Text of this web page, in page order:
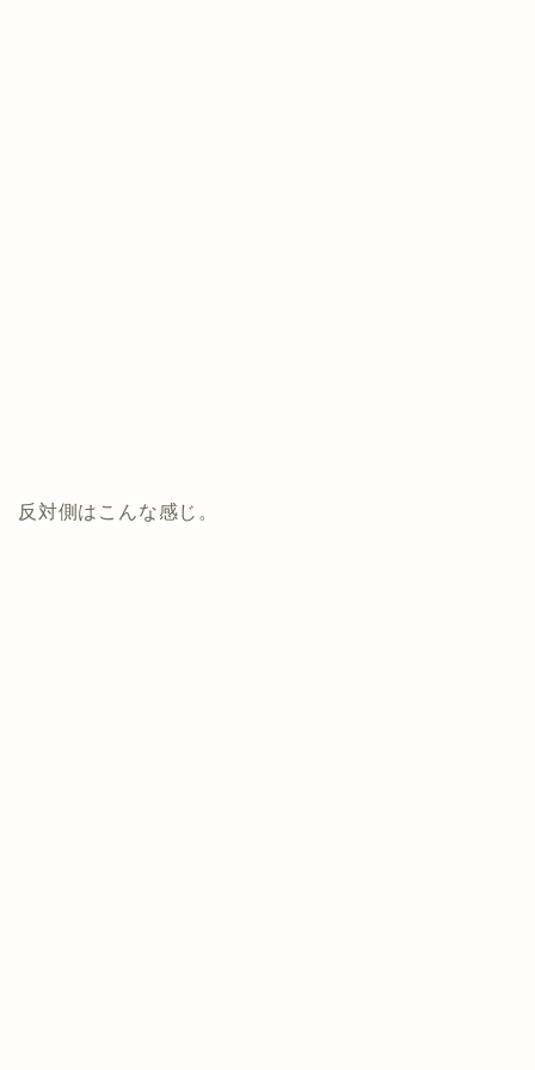
反対側はこんな感じ。